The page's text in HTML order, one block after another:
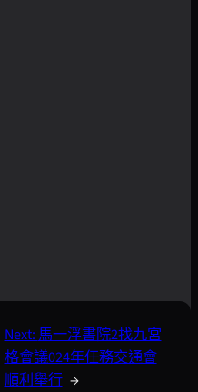
Next: 馬一浮書院2找九宮
格會議024年任務交通會
順利舉行 →